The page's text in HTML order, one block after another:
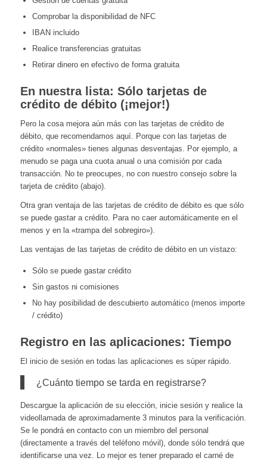
Comprobar la disponibilidad de NFC
IBAN incluido
Realice transferencias gratuitas
Retirar dinero en efectivo de forma gratuita
En nuestra lista: Sólo tarjetas de
crédito de débito (¡mejor!)
Pero la cosa mejora aún más con las tarjetas de crédito de
débito, que recomendamos aquí. Porque con las tarjetas de
crédito «normales» tienes algunas desventajas. Por ejemplo, a
menudo se paga una cuota anual o una comisión por cada
transacción. No te preocupes, no con nuestro consejo sobre la
tarjeta de crédito (abajo).
Otra gran ventaja de las tarjetas de crédito de débito es que sólo
se puede gastar a crédito. Para no caer automáticamente en el
menos y en la «trampa del sobregiro»).
Las ventajas de las tarjetas de crédito de débito en un vistazo:
Sólo se puede gastar crédito
Sin gastos ni comisiones
No hay posibilidad de descubierto automático (menos importe
/ crédito)
Registro en las aplicaciones: Tiempo
El inicio de sesión en todas las aplicaciones es súper rápido.
¿Cuánto tiempo se tarda en registrarse?
Descargue la aplicación de su elección, inicie sesión y realice la
videollamada de aproximadamente 3 minutos para la verificación.
Se le pondrá en contacto con un miembro del personal
(directamente a través del teléfono móvil), donde sólo tendrá que
identificarse una vez. Lo mejor es tener preparado el carné de